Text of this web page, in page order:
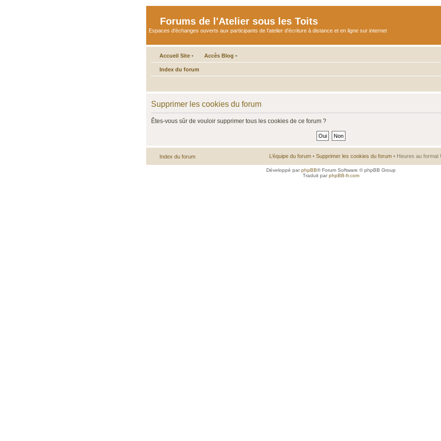
Forums de l'Atelier sous les Toits
Espaces d'échanges ouverts aux participants de l'atelier d'écriture à distance et en ligne sur internet
Accueil Site • Accès Blog •
Index du forum
Supprimer les cookies du forum
Êtes-vous sûr de vouloir supprimer tous les cookies de ce forum ?
Index du forum L’équipe du forum • Supprimer les cookies du forum • Heures au format
Développé parphpBB® Forum Software © phpBB Group
Traduit parphpBB-fr.com